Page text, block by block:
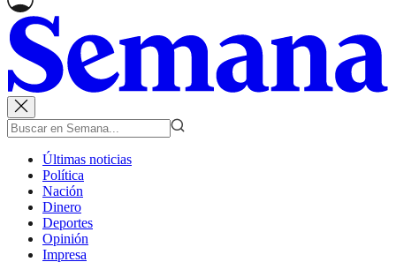
Últimas noticias
Política
Nación
Dinero
Deportes
Opinión
Impresa